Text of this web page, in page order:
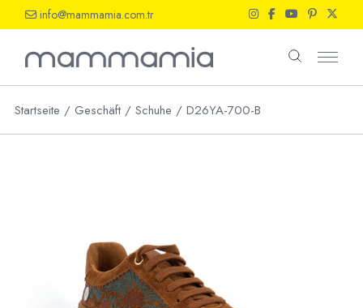
the
info@mammamia.com.tr
Startseite Geschäft Schuhe D26YA-700-B